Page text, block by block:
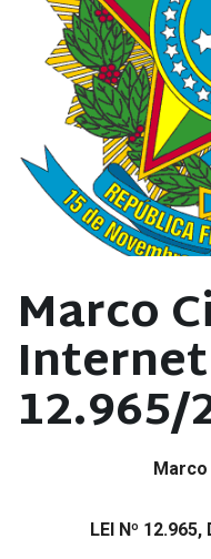
Marco
Internet
12.965/
LEI Nº 12.965,